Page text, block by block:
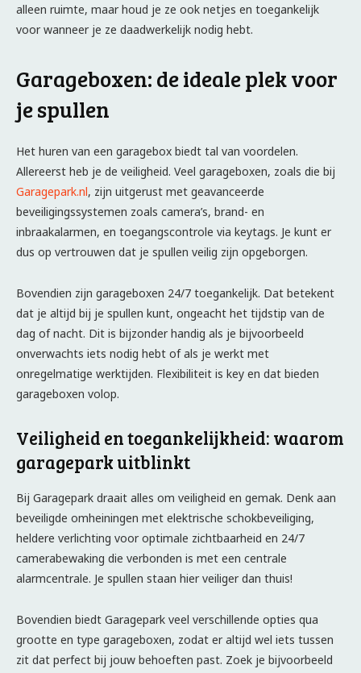
alleen ruimte, maar houd je ze ook netjes en toegankelijk
voor wanneer je ze daadwerkelijk nodig hebt.
Garageboxen: de ideale plek voor
je spullen
Het huren van een garagebox biedt tal van voordelen.
Allereerst heb je de veiligheid. Veel garageboxen, zoals die bij
Garagepark.nl, zijn uitgerust met geavanceerde
beveiligingssystemen zoals camera’s, brand- en
inbraakalarmen, en toegangscontrole via keytags. Je kunt er
dus op vertrouwen dat je spullen veilig zijn opgeborgen.
Bovendien zijn garageboxen 24/7 toegankelijk. Dat betekent
dat je altijd bij je spullen kunt, ongeacht het tijdstip van de
dag of nacht. Dit is bijzonder handig als je bijvoorbeeld
onverwachts iets nodig hebt of als je werkt met
onregelmatige werktijden. Flexibiliteit is key en dat bieden
garageboxen volop.
Veiligheid en toegankelijkheid: waarom
garagepark uitblinkt
Bij Garagepark draait alles om veiligheid en gemak. Denk aan
beveiligde omheiningen met elektrische schokbeveiliging,
heldere verlichting voor optimale zichtbaarheid en 24/7
camerabewaking die verbonden is met een centrale
alarmcentrale. Je spullen staan hier veiliger dan thuis!
Bovendien biedt Garagepark veel verschillende opties qua
grootte en type garageboxen, zodat er altijd wel iets tussen
zit dat perfect bij jouw behoeften past. Zoek je bijvoorbeeld